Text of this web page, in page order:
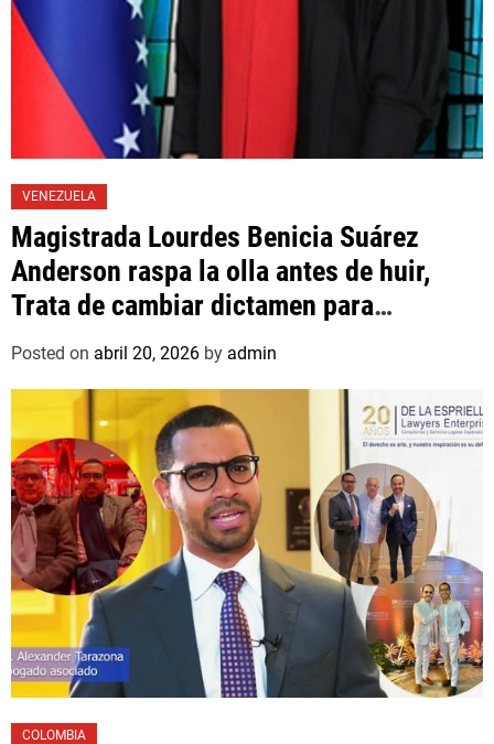
VENEZUELA
Magistrada Lourdes Benicia Suárez
Anderson raspa la olla antes de huir,
Trata de cambiar dictamen para
favorecer a mafioso que René Díaz
Toledo, expropietario de «Superautos
Las Mercedes»
Posted on abril 20, 2026 by admin
COLOMBIA